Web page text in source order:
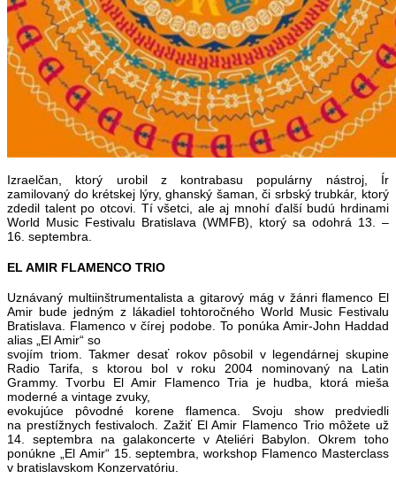
Izraelčan, ktorý urobil z kontrabasu populárny nástroj, Ír
zamilovaný do krétskej lýry, ghanský šaman, či srbský trubkár, ktorý
zdedil talent po otcovi. Tí všetci, ale aj mnohí ďalší budú hrdinami
World Music Festivalu Bratislava (WMFB), ktorý sa odohrá 13. –
16. septembra.
EL AMIR FLAMENCO TRIO
Uznávaný multiinštrumentalista a gitarový mág v žánri flamenco El
Amir bude jedným z lákadiel tohtoročného World Music Festivalu
Bratislava. Flamenco v čírej podobe. To ponúka Amir-John Haddad
alias „El Amir“ so
svojím triom. Takmer desať rokov pôsobil v legendárnej skupine
Radio Tarifa, s ktorou bol v roku 2004 nominovaný na Latin
Grammy. Tvorbu El Amir Flamenco Tria je hudba, ktorá mieša
moderné a vintage zvuky,
evokujúce pôvodné korene flamenca. Svoju show predviedli
na prestížnych festivaloch. Zažiť El Amir Flamenco Trio môžete už
14. septembra na galakoncerte v Ateliéri Babylon. Okrem toho
ponúkne „El Amir“ 15. septembra, workshop Flamenco Masterclass
v bratislavskom Konzervatóriu.